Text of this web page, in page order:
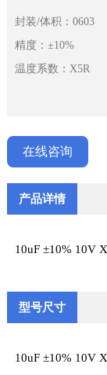
封装/体积：0603
精度：±10%
温度系数：X5R
在线咨询
产品详情
10uF ±10% 10V
型号尺寸
10uF ±10% 10V